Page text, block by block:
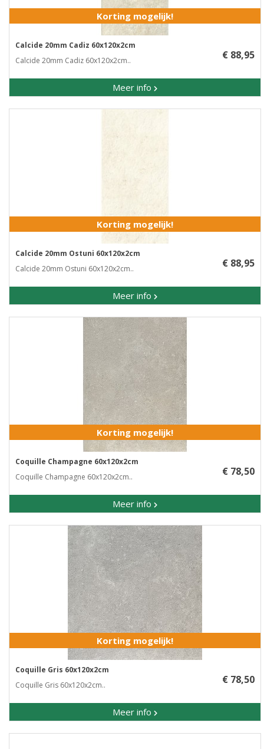
Korting mogelijk!
Calcide 20mm Cadiz 60x120x2cm
Calcide 20mm Cadiz 60x120x2cm..
Meer info
€ 88,95
Korting mogelijk!
Calcide 20mm Ostuni 60x120x2cm
Calcide 20mm Ostuni 60x120x2cm..
Meer info
€ 88,95
Korting mogelijk!
Coquille Champagne 60x120x2cm
Coquille Champagne 60x120x2cm..
Meer info
€ 78,50
Korting mogelijk!
Coquille Gris 60x120x2cm
Coquille Gris 60x120x2cm..
Meer info
€ 78,50